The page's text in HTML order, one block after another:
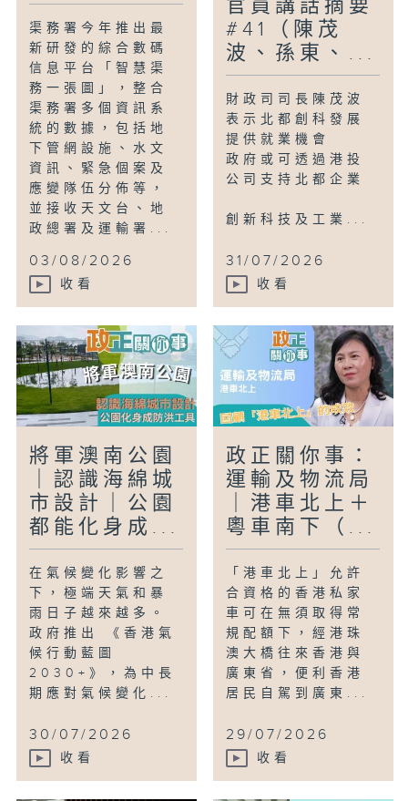
渠務署今年推出最
新研發的綜合數碼
信息平台「智慧渠
務一張圖」，整合
渠務署多個資訊系
統的數據，包括地
下管網設施、水文
資訊、緊急個案及
應變隊伍分佈等，
並接收天文台、地
政總署及運輸署...
03/08/2026
收看
官員講話摘要
#41（陳茂
波、孫東、...
財政司司長陳茂波
表示北都創科發展
提供就業機會
政府或可透過港投
公司支持北都企業
創新科技及工業...
31/07/2026
收看
將軍澳南公園
｜認識海綿城
市設計｜公園
都能化身成...
在氣候變化影響之
下，極端天氣和暴
雨日子越來越多。
政府推出 《香港氣
候行動藍圖
2030+》，為中長
期應對氣候變化...
30/07/2026
收看
政正關你事：
運輸及物流局
｜港車北上＋
粵車南下（...
「港車北上」允許
合資格的香港私家
車可在無須取得常
規配額下，經港珠
澳大橋往來香港與
廣東省，便利香港
居民自駕到廣東...
29/07/2026
收看